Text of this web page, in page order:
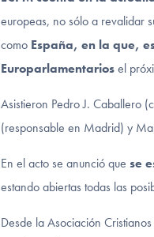
europeas, no sólo a revalidar
como España, en la que,
Europarlamentariosel
Asistieron Pedro J. Caballero
(responsable en Madrid) y
En el acto se anunció que se
estando abiertas todas las
Desde la Asociación